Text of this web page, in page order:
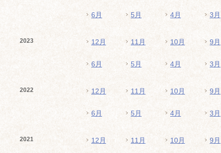
6月 5月 4月 3月
2023 12月 11月 10月 9月
6月 5月 4月 3月
2022 12月 11月 10月 9月
6月 5月 4月 3月
2021 12月 11月 10月 9月